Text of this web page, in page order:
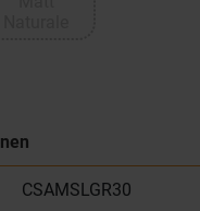
CSAMSLGR30